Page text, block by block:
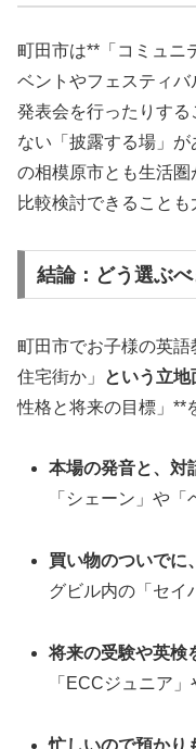
町田市は**「コミュニ
ベントやフェスティバ
発表会を行ったりす
ない「披露する場」
の相模原市とも生活
比較検討できることも
結論：どう選ぶべ
町田市でお子様の英
住宅街か」
という立
性格と将来の目標」**
本場の発音と、対
「シェーン」や「
買い物のついでに
グビル内の「セイ
将来の受験や英検
「ECCジュニア」
忙しいので預かり